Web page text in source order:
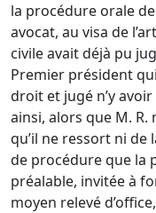
la procédure orale
avocat, au visa de
civile avait déjà pu
Premier président
droit et jugé n’y
ainsi, alors que M. R.
qu’il ne ressort ni de
de procédure que la
préalable, invitée à
moyen relevé